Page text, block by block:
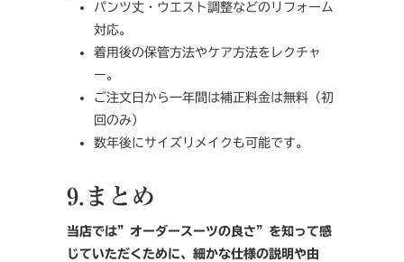
パンツ丈・ウエスト調整などのリフォーム
対応。
着用後の保管方法やケア方法をレクチャ
ー。
ご注文日から一年間は補正料金は無料（初
回のみ）
数年後にサイズリメイクも可能です。
9.まとめ
当店では”オーダースーツの良さ”を知って感
じていただくために、細かな仕様の説明や由